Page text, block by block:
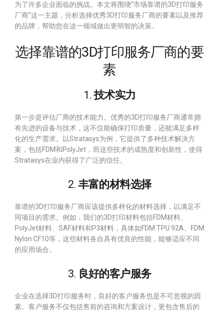
为了许多企业面临的挑战。本文将围绕“市场靠谱的3D打印服务
厂商”这一主题，分析选择优秀3D打印服务厂商的要素以及推荐
的品牌，帮助您在这一领域做出更明智的决策。
选择靠谱的3D打印服务厂商的要
素
1.技术实力
第一步是评估厂商的技术能力。优秀的3D打印服务厂商通常拥
有先进的设备与技术，这不仅能确保打印质量，还能满足多样
化的生产需求。以Stratasys为例，它提供了多种技术解决方
案，包括FDM和PolyJet，而这些技术的成熟度和创新性，使得
Stratasys在业内获得了广泛的信任。
2. 丰富的材料选择
靠谱的3D打印服务厂商应该提供多样化的材料选择，以满足不
同项目的需求。例如，我们的3D打印材料包括FDM材料、
PolyJet材料、SAF材料和P3材料，具体如FDM TPU 92A、FDM
Nylon CF10等，这些材料各自具有优良的性能，能够适应不同
的应用场合。
3. 良好的客户服务
企业在选择3D打印服务时，良好的客户服务也是不可忽视的因
素。客户服务不仅包括售前的咨询和方案设计，更包含售后的